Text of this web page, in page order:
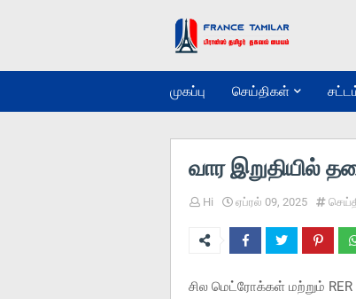
முகப்பு செய்திகள்
வார இறுதியில்
Hi ஏப்ரல் 09, 2025
சில மெட்ரோக்கள் மற்றும்